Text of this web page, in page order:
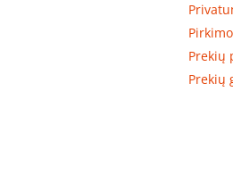
Prekių
Prekių